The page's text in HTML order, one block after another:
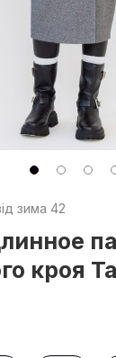
зима 42
кроя